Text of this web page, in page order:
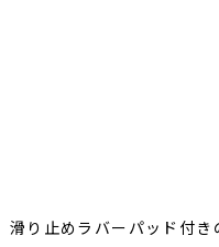
り止めラバーパッド付